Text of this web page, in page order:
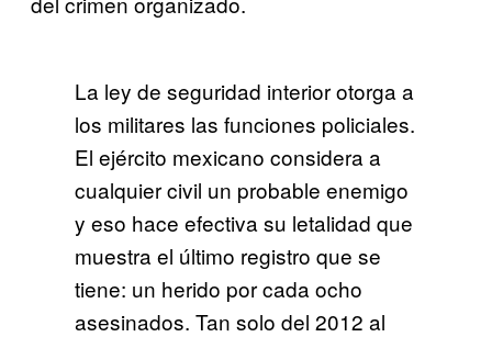
La ley de seguridad interior otorga a
los militares las funciones policiales.
El ejército mexicano considera a
cualquier civil un probable enemigo
y eso hace efectiva su letalidad que
muestra el último registro que se
tiene: un herido por cada ocho
asesinados. Tan solo del 2012 al